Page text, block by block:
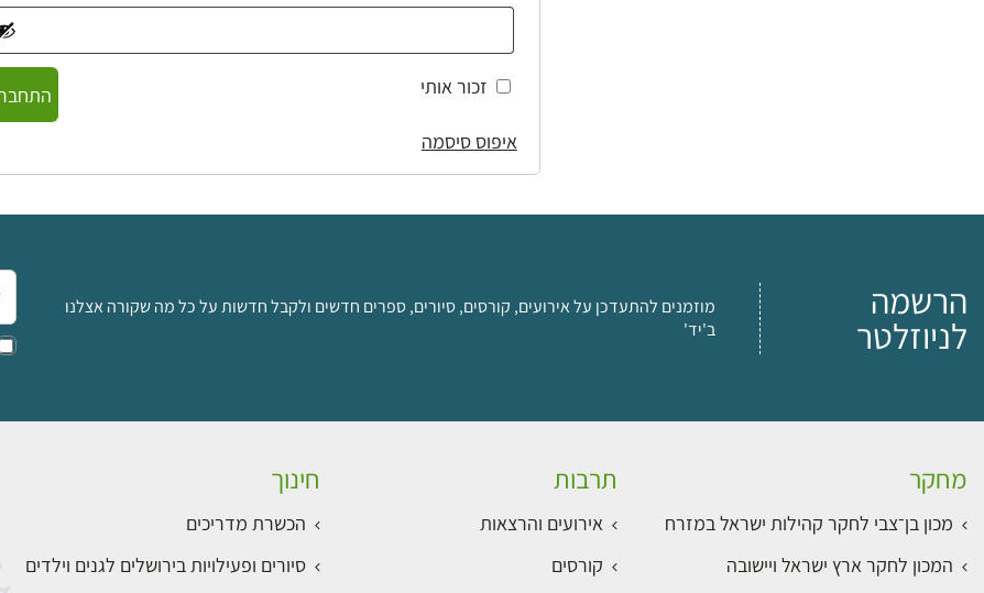
זכור אותי
איפוס סיסמה
הרשמה
לניוזלטר
מוזמנים להתעדכן על אירועים, קורסים, סיורים, ספרים חדשים ולקבל חדשות על כל מה שקורה אצלנו
ב'יד'
מחקר
מכון בן־צבי לחקר קהילות ישראל במזרח
המכון לחקר ארץ ישראל ויישובה
תרבות
אירועים והרצאות
קורסים
חינוך
הכשרת מדריכים
סיורים ופעילויות בירושלים לגנים וילדים